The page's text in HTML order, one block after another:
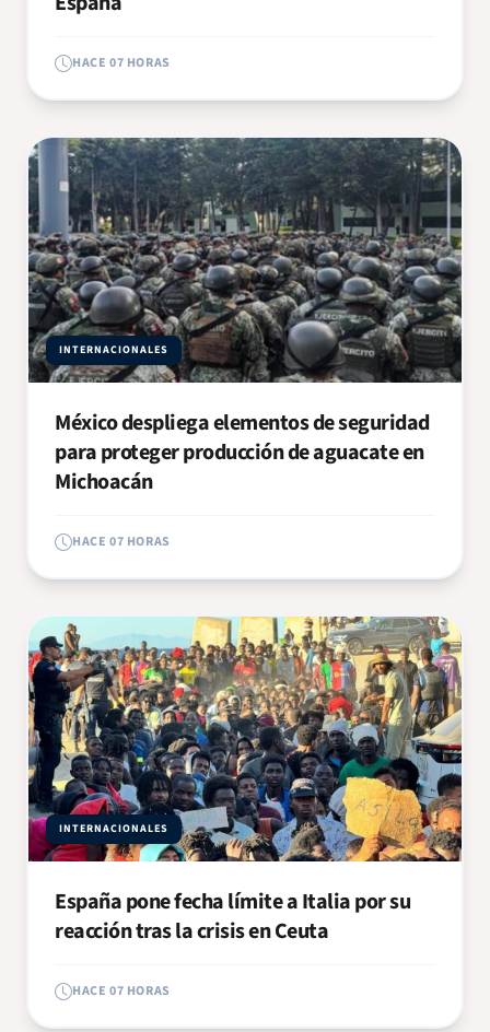
HACE 07 HORAS
INTERNACIONALES
México despliega elementos de seguridad
para proteger producción de aguacate en
Michoacán
HACE 07 HORAS
INTERNACIONALES
España pone fecha límite a Italia por su
reacción tras la crisis en Ceuta
HACE 07 HORAS